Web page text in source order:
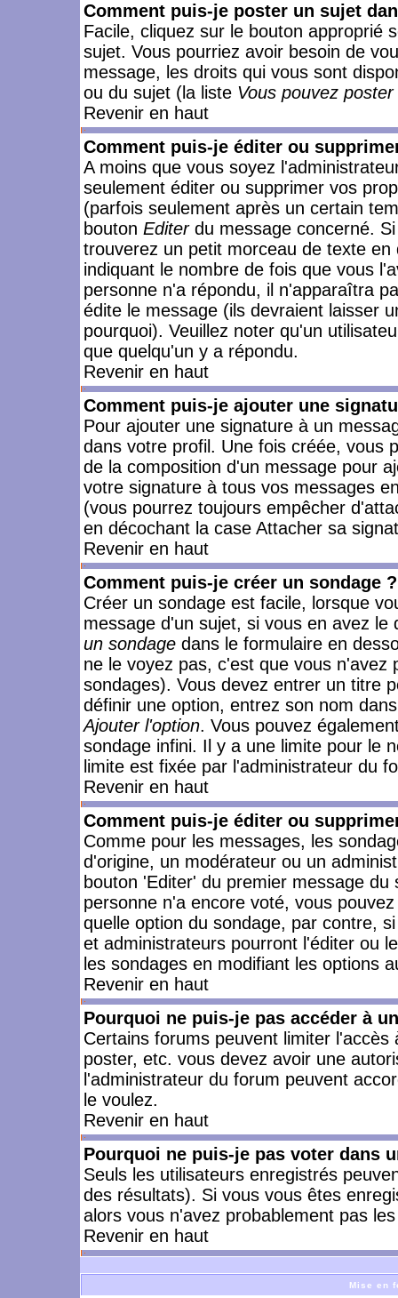
Comment puis-je poster un sujet
Facile, cliquez sur le bouton approprié
sujet. Vous pourriez avoir besoin de
message, les droits qui vous sont
ou du sujet (la liste Vous pouvez
Revenir en haut
Comment puis-je éditer ou
A moins que vous soyez
seulement éditer ou supprimer vos
(parfois seulement après un certain
bouton Editerdu message concerné.
trouverez un petit morceau de texte
indiquant le nombre de fois que vous
personne n'a répondu, il n'apparaîtra
édite le message (ils devraient laisser
pourquoi). Veuillez noter qu'un
que quelqu'un y a répondu.
Revenir en haut
Comment puis-je ajouter une
Pour ajouter une signature à un
dans votre profil. Une fois créée, vous
de la composition d'un message pour
votre signature à tous vos messages
(vous pourrez toujours empêcher
en décochant la case Attacher sa
Revenir en haut
Comment puis-je créer un sondage ?
Créer un sondage est facile, lorsque
message d'un sujet, si vous en avez
un sondage dans le formulaire en
ne le voyez pas, c'est que vous
sondages). Vous devez entrer un titre
définir une option, entrez son nom
Ajouter l'option. Vous pouvez
sondage infini. Il y a une limite pour le
limite est fixée par l'administrateur du
Revenir en haut
Comment puis-je éditer ou
Comme pour les messages, les
d'origine, un modérateur ou un
bouton 'Editer' du premier message
personne n'a encore voté, vous
quelle option du sondage, par contre,
et administrateurs pourront l'éditer ou
les sondages en modifiant les options
Revenir en haut
Pourquoi ne puis-je pas accéder à
Certains forums peuvent limiter
poster, etc. vous devez avoir une
l'administrateur du forum peuvent
le voulez.
Revenir en haut
Pourquoi ne puis-je pas voter dans
Seuls les utilisateurs enregistrés
des résultats). Si vous vous êtes
alors vous n'avez probablement pas
Revenir en haut
Mise en